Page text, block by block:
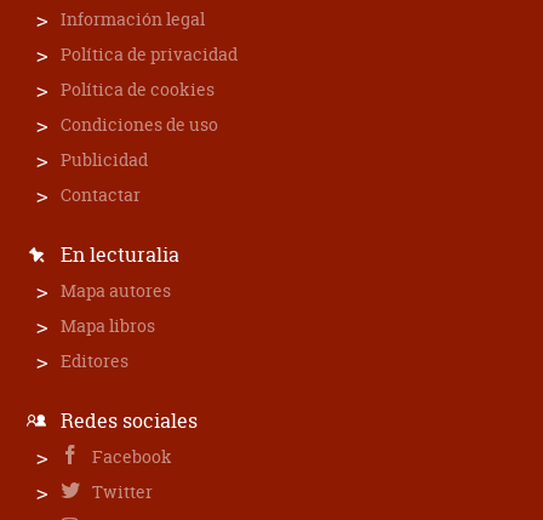
Información legal
Política de privacidad
Política de cookies
Condiciones de uso
Publicidad
Contactar
En lecturalia
Mapa autores
Mapa libros
Editores
Redes sociales
Facebook
Twitter